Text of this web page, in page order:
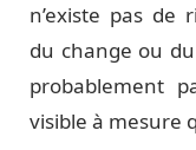
n’existe pas de
du change ou
probablement
visible à mesure